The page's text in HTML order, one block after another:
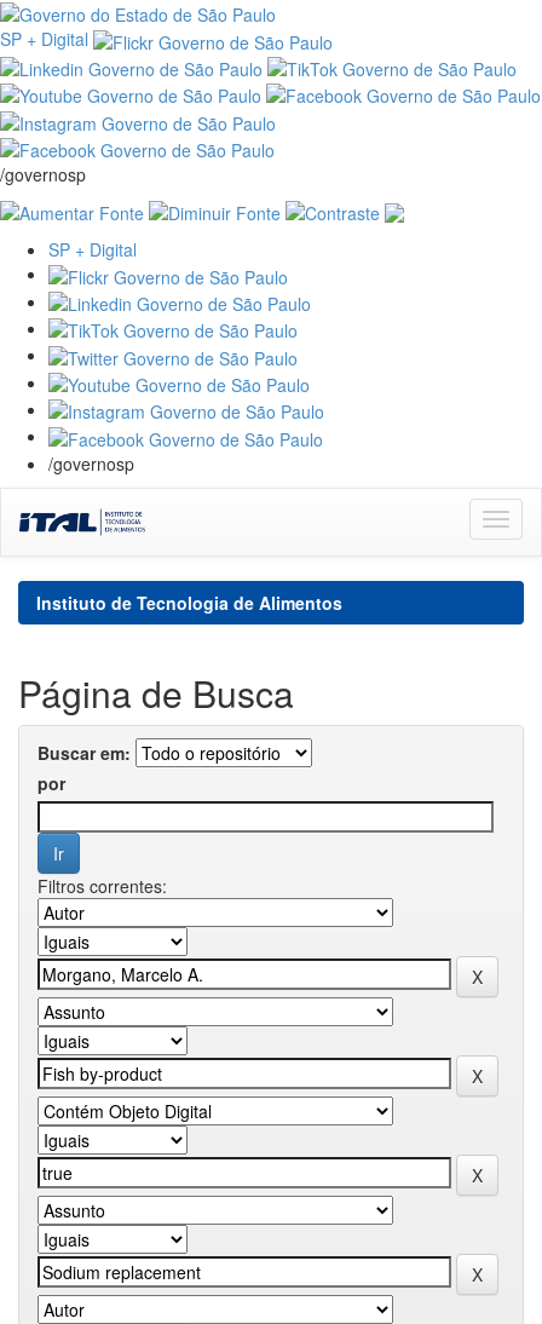
SP + Digital
/governosp
SP + Digital
/governosp
navigation
Instituto de Tecnologia de Alimentos
Página de Busca
Buscar em:
por
Filtros correntes: